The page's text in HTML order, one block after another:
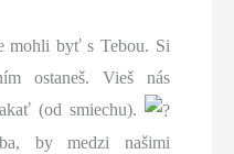
mohli byť s Tebou. Si
ostaneš. Vieš nás
(od smiechu).
by medzi našimi